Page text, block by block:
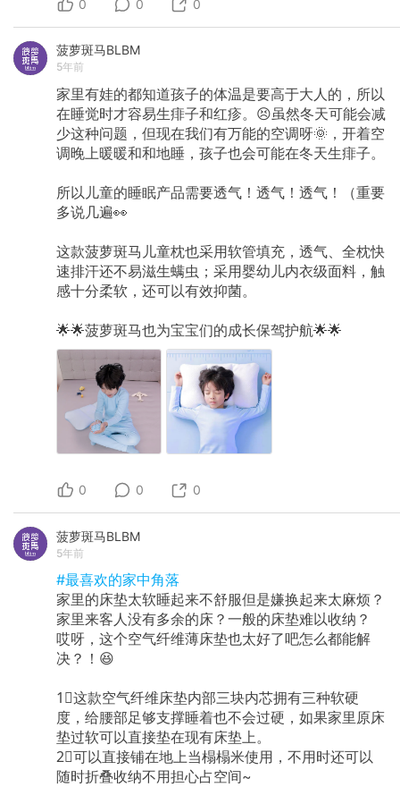
0 0 0
菠萝斑马BLBM
5年前
家里有娃的都知道孩子的体温是要高于大人的，所以
在睡觉时才容易生痱子和红疹。😣虽然冬天可能会减
少这种问题，但现在我们有万能的空调呀🌞，开着空
调晚上暖暖和和地睡，孩子也会可能在冬天生痱子。
所以儿童的睡眠产品需要透气！透气！透气！（重要
多说几遍👀
这款菠萝斑马儿童枕也采用软管填充，透气、全枕快
速排汗还不易滋生螨虫；采用婴幼儿内衣级面料，触
感十分柔软，还可以有效抑菌。
🌟🌟菠萝斑马也为宝宝们的成长保驾护航🌟🌟
0 0 0
菠萝斑马BLBM
5年前
#最喜欢的家中角落
家里的床垫太软睡起来不舒服但是嫌换起来太麻烦？
家里来客人没有多余的床？一般的床垫难以收纳？
哎呀，这个空气纤维薄床垫也太好了吧怎么都能解
决？！😆
1⃣这款空气纤维床垫内部三块内芯拥有三种软硬
度，给腰部足够支撑睡着也不会过硬，如果家里原床
垫过软可以直接垫在现有床垫上。
2⃣可以直接铺在地上当榻榻米使用，不用时还可以
随时折叠收纳不用担心占空间~